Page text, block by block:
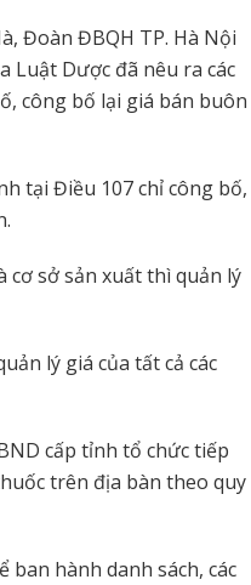
Đoàn ĐBQH TP. Hà Nội
Luật Dược đã nêu ra các
công bố lại giá bán buôn
tại Điều 107 chỉ công bố,
cơ sở sản xuất thì quản lý
lý giá của tất cả các
cấp tỉnh tổ chức tiếp
trên địa bàn theo quy
ban hành danh sách, các